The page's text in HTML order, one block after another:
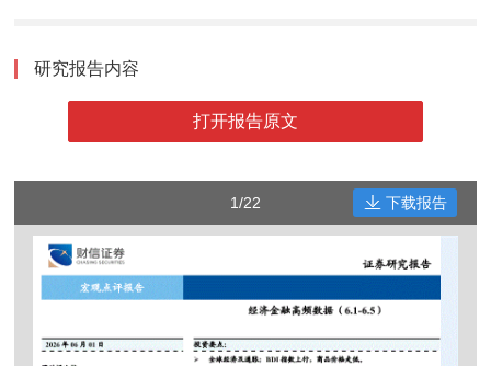
研究报告内容
打开报告原文
1/22 下载报告